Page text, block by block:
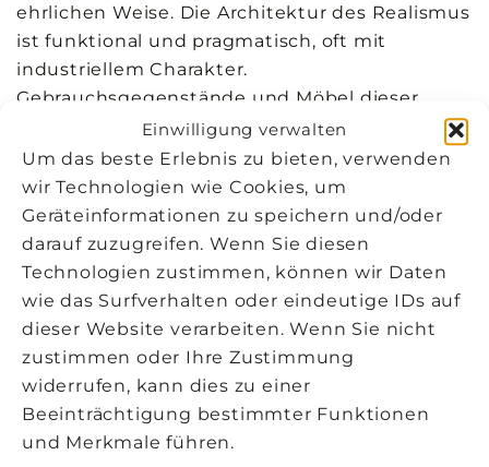
Einwilligung verwalten
Um das beste Erlebnis zu bieten, verwenden
wir Technologien wie Cookies, um
Geräteinformationen zu speichern und/oder
darauf zuzugreifen. Wenn Sie diesen
Technologien zustimmen, können wir Daten
wie das Surfverhalten oder eindeutige IDs auf
dieser Website verarbeiten. Wenn Sie nicht
zustimmen oder Ihre Zustimmung
widerrufen, kann dies zu einer
Beeinträchtigung bestimmter Funktionen
und Merkmale führen.
ehrlichen Weise. Die Architektur des Realismus
ist funktional und pragmatisch, oft mit
industriellem Charakter.
Gebrauchsgegenstände und Möbel dieser
Epoche sind praktisch und detailgetreu
gestaltet, was sie leicht erkennbar macht.
Impressionismus (1870 – 1900 n. Chr.)
Der Impressionismus ist bekannt für seine
Betonung von Licht und Farbe. Diese Epoche
bricht mit traditionellen Techniken und
versucht, die flüchtigen Eindrücke des
Augenblicks festzuhalten. Künstler wie Claude
Monet, Pierre-Auguste Renoir und Edgar
Degas arbeiteten oft im Freien, um die
Veränderungen des Lichts und der Atmosphäre